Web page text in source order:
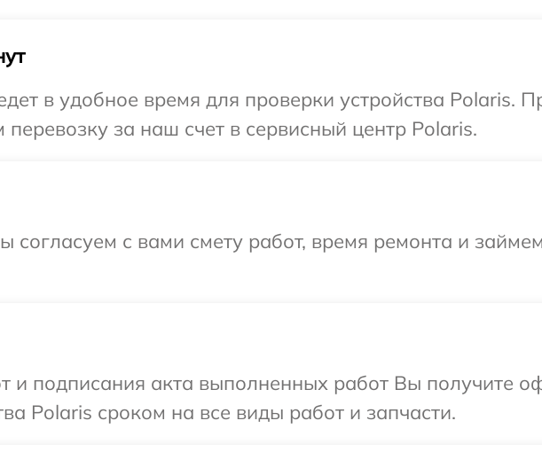
в удобное время для проверки устройства Polaris.
за наш счет в сервисный центр Polaris.
согласуем с вами смету работ, время ремонта и
и подписания акта выполненных работ Вы получите
Polaris сроком на все виды работ и запчасти.